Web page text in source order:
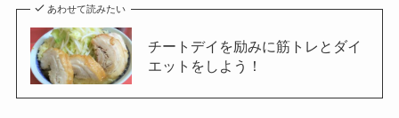
あわせて読みたい
チートデイを励みに筋トレとダイ
エットをしよう！